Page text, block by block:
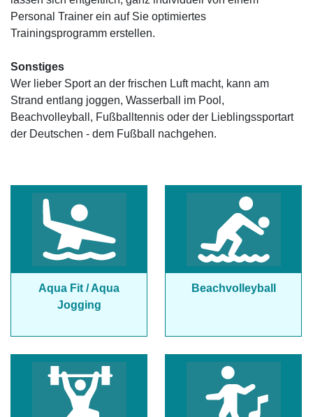
Personal Trainer ein auf Sie optimiertes
Trainingsprogramm erstellen.
Sonstiges
Wer lieber Sport an der frischen Luft macht, kann am
Strand entlang joggen, Wasserball im Pool,
Beachvolleyball, Fußballtennis oder der Lieblingssportart
der Deutschen - dem Fußball nachgehen.
Aqua Fit / Aqua
Jogging
Beachvolleyball